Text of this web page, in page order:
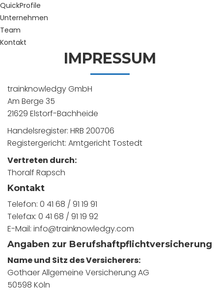
QuickProfile
Unternehmen
Team
Kontakt
IMPRESSUM
trainknowledgy GmbH
Am Berge 35
21629 Elstorf-Bachheide
Handelsregister: HRB 200706
Registergericht: Amtgericht Tostedt
Vertreten durch:
Thoralf Rapsch
Kontakt
Telefon: 0 41 68 / 91 19 91
Telefax: 0 41 68 / 91 19 92
E-Mail: info@trainknowledgy.com
Angaben zur Berufs­haftpflicht­versicherung
Name und Sitz des Versicherers:
Gothaer Allgemeine Versicherung AG
50598 Köln